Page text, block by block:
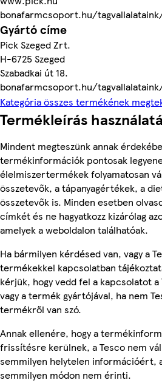
bonafarmcsoport.hu/
Gyártó címe
Pick Szeged Zrt.
H-6725 Szeged
Szabadkai út 18.
bonafarmcsoport.hu/
Kategória összes termékének
Termékleírás
Mindent megteszünk annak
termékinformációk pontosak
élelmiszertermékek folyamatosan
összetevők, a tápanyagértékek, a
összetevők is. Minden esetben
címkét és ne hagyatkozz kizárólag
amelyek a weboldalon találhatóak.
Ha bármilyen kérdésed van, vagy a
termékekkel kapcsolatban
kérjük, hogy vedd fel a kapcsolatot a
vagy a termék gyártójával, ha nem
termékről van szó.
Annak ellenére, hogy a
frissítésre kerülnek, a Tesco nem
semmilyen helytelen információért,
semmilyen módon nem érinti.